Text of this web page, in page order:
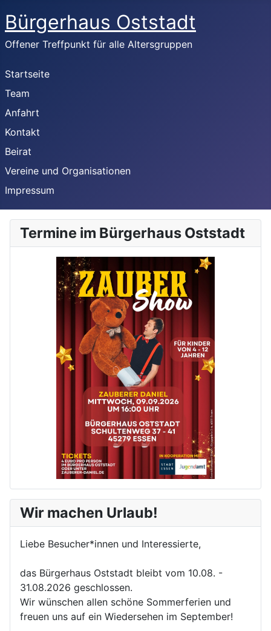
Bürgerhaus Oststadt
Offener Treffpunkt für alle Altersgruppen
Startseite
Team
Anfahrt
Kontakt
Beirat
Vereine und Organisationen
Impressum
Termine im Bürgerhaus Oststadt
Wir machen Urlaub!
Liebe Besucher*innen und Interessierte,
das Bürgerhaus Oststadt bleibt vom 10.08. -
31.08.2026 geschlossen.
Wir wünschen allen schöne Sommerferien und
freuen uns auf ein Wiedersehen im September!